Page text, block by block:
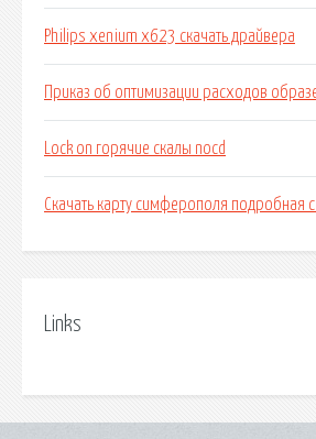
Philips xenium x623 скачать драйвера
Приказ об оптимизации расходов
Lock on горячие скалы nocd
Скачать карту симферополя подробная
Links